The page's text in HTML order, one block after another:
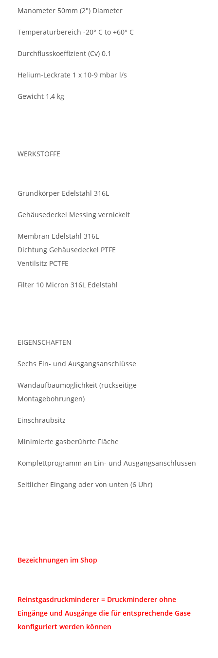
Manometer 50mm (2") Diameter
Temperaturbereich -20° C to +60° C
Durchflusskoeffizient (Cv) 0.1
Helium-Leckrate 1 x 10-9 mbar l/s
Gewicht 1,4 kg
WERKSTOFFE
Grundkörper Edelstahl 316L
Gehäusedeckel Messing vernickelt
Membran Edelstahl 316L
Dichtung Gehäusedeckel PTFE
Ventilsitz PCTFE
Filter 10 Micron 316L Edelstahl
EIGENSCHAFTEN
Sechs Ein- und Ausgangsanschlüsse
Wandaufbaumöglichkeit (rückseitige
Montagebohrungen)
Einschraubsitz
Minimierte gasberührte Fläche
Komplettprogramm an Ein- und Ausgangsanschlüssen
Seitlicher Eingang oder von unten (6 Uhr)
Bezeichnungen im Shop
Reinstgasdruckminderer = Druckminderer ohne
Eingänge und Ausgänge die für entsprechende Gase
konfiguriert werden können